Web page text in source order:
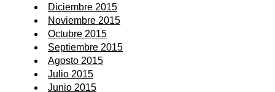
Diciembre 2015
Noviembre 2015
Octubre 2015
Septiembre 2015
Agosto 2015
Julio 2015
Junio 2015